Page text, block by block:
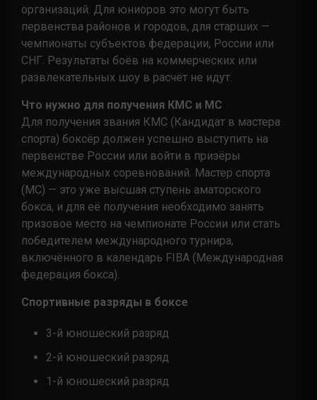
организаций. Для юниоров это могут быть
первенства районов и городов, для старших —
чемпионаты субъектов федерации, России или
СНГ. Результаты боёв на коммерческих или
развлекательных шоу в расчёт не идут.
Что нужно для получения КМС и МС
Для получения звания КМС (Кандидат в мастера
спорта) боксёр должен успешно выступить на
первенстве России или войти в призёры
международных соревнований. Мастер спорта
(МС) — это уже высшая ступень аматорского
бокса, и для её получения необходимо занять
призовое место на чемпионате России или стать
победителем международного турнира,
включённого в календарь FIBA (Международная
федерация бокса).
Спортивные разряды в боксе
3-й юношеский разряд
2-й юношеский разряд
1-й юношеский разряд